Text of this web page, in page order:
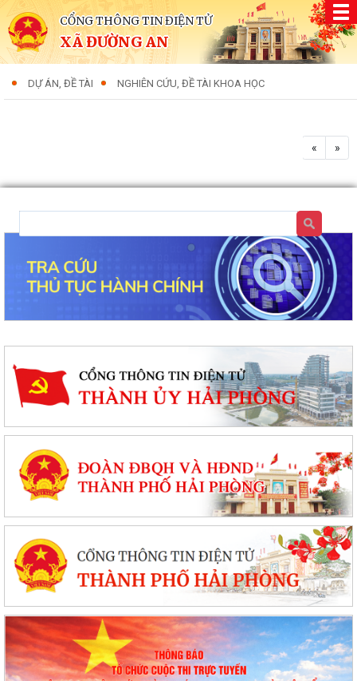
CỔNG THÔNG TIN ĐIỆN TỬ
XÃ ĐƯỜNG AN
DỰ ÁN, ĐỀ TÀI NGHIÊN CỨU, ĐỀ TÀI KHOA HỌC
« »